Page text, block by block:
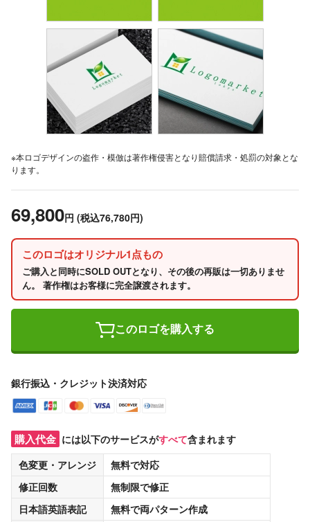
※本ロゴデザインの盗作・模倣は著作権侵害となり賠償請求・処罰の対象とな
ります。
69,800円 (税込76,780円)
このロゴはオリジナル1点もの
ご購入と同時にSOLD OUTとなり、その後の再販は一切ありませ
ん。 著作権はお客様に完全譲渡されます。
このロゴを購入する
銀行振込・クレジット決済対応
購入代金 には以下のサービスがすべて含まれます
色変更・アレンジ
無料で対応
修正回数
無制限で修正
日本語英語表記
無料で両パターン作成